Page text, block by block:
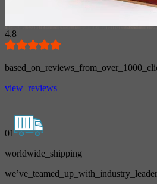
4.8
view_reviews
01
worldwide_shipping